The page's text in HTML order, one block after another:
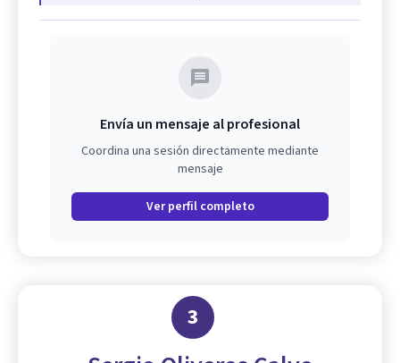
Envía un mensaje al profesional
Coordina una sesión directamente mediante
mensaje
Ver perfil completo
3